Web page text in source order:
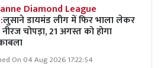
Diamond League
लुसाने डायमंड लीग में फिर भाला लेकर
चोपड़ा, 21 अगस्त को होगा
On 04 Aug 2026 17:22:54